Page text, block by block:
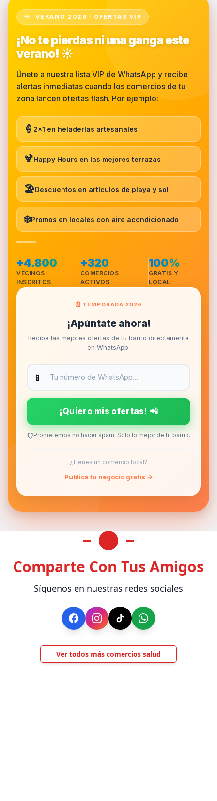
☀️ VERANO 2026 · OFERTAS VIP
¡No te pierdas ni una ganga este
verano! ☀️
Únete a nuestra lista VIP de WhatsApp y recibe
alertas inmediatas cuando los comercios de tu
zona lancen ofertas flash. Por ejemplo:
🍦 2x1 en heladerías artesanales
🍹Happy Hours en las mejores terrazas
🏖️Descuentos en artículos de playa y sol
❄️Promos en locales con aire acondicionado
+4.800
VECINOS
INSCRITOS
+320
COMERCIOS
ACTIVOS
100%
GRATIS Y
LOCAL
🗓️ TEMPORADA 2026
¡Apúntate ahora!
Recibe las mejores ofertas de tu barrio directamente
en WhatsApp.
📱
¡Quiero mis ofertas! 📲
Prometemos no hacer spam. Solo lo mejor de tu barrio.
¿Tienes un comercio local?
Publica tu negocio gratis →
Comparte Con Tus Amigos
Síguenos en nuestras redes sociales
Ver todos más comercios salud